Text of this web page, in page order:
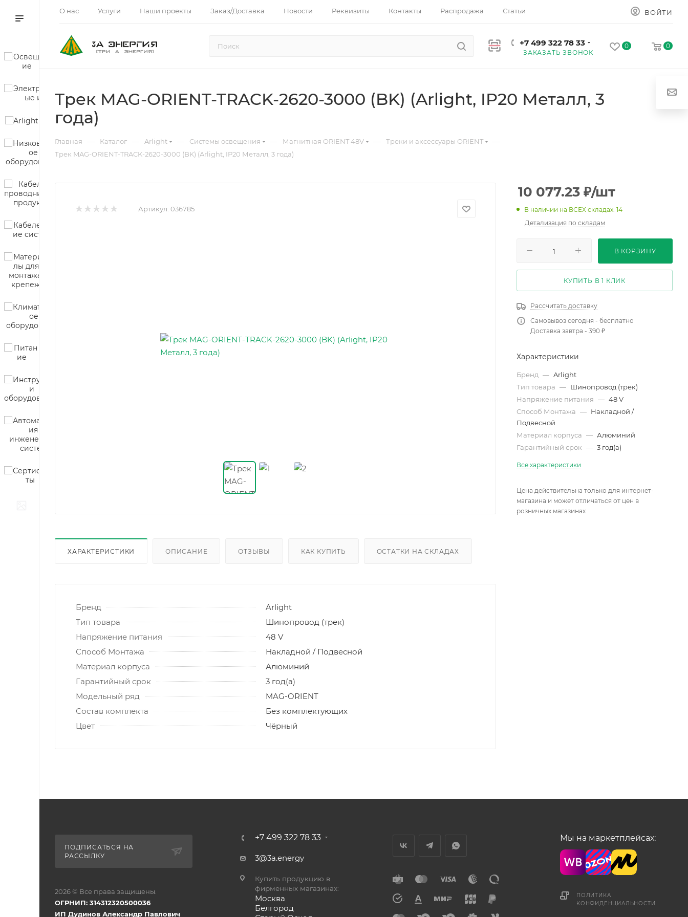
О нас Услуги Наши проекты Заказ/Доставка Новости Реквизиты Контакты Распродажа Статьи ВОЙТИ
+7 499 322 78 33
ЗАКАЗАТЬ ЗВОНОК
0 0
Трек MAG-ORIENT-TRACK-2620-3000 (BK) (Arlight, IP20 Металл, 3
года)
Главная — Каталог — Arlight — Системы освещения — Магнитная ORIENT 48V — Треки и аксессуары ORIENT —
Трек MAG-ORIENT-TRACK-2620-3000 (BK) (Arlight, IP20 Металл, 3 года)
Артикул: 036785
ХАРАКТЕРИСТИКИ ОПИСАНИЕ ОТЗЫВЫ КАК КУПИТЬ ОСТАТКИ НА СКЛАДАХ
Бренд
Arlight
Тип товара
Шинопровод (трек)
Напряжение питания
48 V
Способ Монтажа
Накладной / Подвесной
Материал корпуса
Алюминий
Гарантийный срок
3 год(а)
Модельный ряд
MAG-ORIENT
Состав комплекта
Без комплектующих
Цвет
Чёрный
10 077.23 ₽/шт
В наличии на ВСЕХ складах: 14
Детализация по складам
В КОРЗИНУ
КУПИТЬ В 1 КЛИК
Рассчитать доставку
Самовывоз сегодня - бесплатно
Доставка завтра - 390 ₽
Характеристики
Бренд — Arlight
Тип товара — Шинопровод (трек)
Напряжение питания — 48 V
Способ Монтажа — Накладной /
Подвесной
Материал корпуса — Алюминий
Гарантийный срок — 3 год(а)
Все характеристики
Цена действительна только для интернет-
магазина и может отличаться от цен в
розничных магазинах
ПОДПИСАТЬСЯ НА
РАССЫЛКУ
2026 © Все права защищены.
ОГРНИП: 314312320500036
ИП Дудинов Александр Павлович
+7 499 322 78 33
3@3a.energy
Купить продукцию в
фирменных магазинах:
Москва
Белгород
Мы на маркетплейсах:
ПОЛИТИКА
КОНФИДЕНЦИАЛЬНОСТИ